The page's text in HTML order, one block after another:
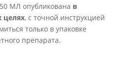
МЛ опубликована в
целях, с точной инструкцией
только в упаковке
препарата.